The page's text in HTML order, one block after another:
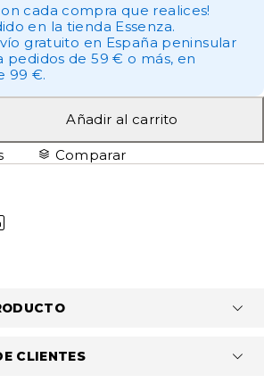
cada compra que realices!
en la tienda Essenza.
gratuito en España peninsular
pedidos de 59 € o más, en
99 €.
Añadir al carrito
Comparar
CLIENTES